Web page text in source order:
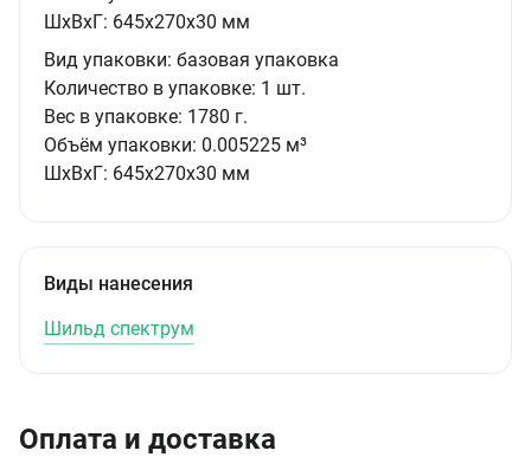
ШxВxГ: 645x270x30 мм
Вид упаковки: базовая упаковка
Количество в упаковке: 1 шт.
Вес в упаковке: 1780 г.
Объём упаковки: 0.005225 м³
ШxВxГ: 645x270x30 мм
Виды нанесения
Шильд спектрум
Оплата и доставка